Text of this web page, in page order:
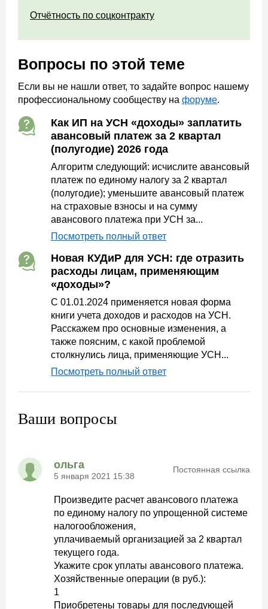
Отчётность по соцконтракту
Вопросы по этой теме
Если вы не нашли ответ, то задайте вопрос нашему
профессиональному сообществу на форуме.
Как ИП на УСН «доходы» заплатить
авансовый платеж за 2 квартал
(полугодие) 2026 года
Алгоритм следующий: исчислите авансовый
платеж по единому налогу за 2 квартал
(полугодие); уменьшите авансовый платеж
на страховые взносы и на сумму
авансового платежа при УСН за...
Посмотреть полный ответ
Новая КУДиР для УСН: где отразить
расходы лицам, применяющим
«доходы»?
С 01.01.2024 применяется новая форма
книги учета доходов и расходов на УСН.
Расскажем про основные изменения, а
также поясним, с какой проблемой
столкнулись лица, применяющие УСН...
Посмотреть полный ответ
Ваши вопросы
ольга
5 января 2021 15:38
Постоянная ссылка
Произведите расчет авансового платежа
по единому налогу по упрощенной системе
налогообложения,
уплачиваемый организацией за 2 квартал
текущего года.
Укажите срок уплаты авансового платежа.
Хозяйственные операции (в руб.):
1
Приобретены товары для последующей